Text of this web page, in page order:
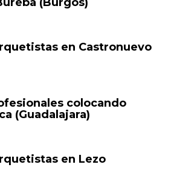
en Castronuevo
colocando
(Guadalajara)
en Lezo